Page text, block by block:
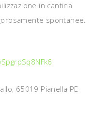
in cantina
spontanee.
65019 Pianella PE